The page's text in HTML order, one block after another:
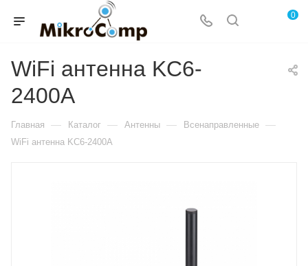
0
WiFi антенна KC6-
2400A
Главная — Каталог — Антенны — Всенаправленные —
WiFi антенна KC6-2400A